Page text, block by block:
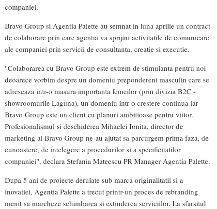
companiei.
Bravo Group si Agentia Palette au semnat in luna aprilie un contract
de colaborare prin care agentia va sprijini activitatile de comunicare
ale companiei prin servicii de consultanta, creatie si executie.
"Colaborarea cu Bravo Group este extrem de stimulanta pentru noi
deoarece vorbim despre un domeniu preponderent masculin care se
adreseaza intr-o masura importanta femeilor (prin divizia B2C -
showroomurile Laguna), un domeniu intr-o crestere continua iar
Bravo Group este un client cu planuri ambitioase pentru viitor.
Profesionalismul si deschiderea Mihaelei Ionita, director de
marketing al Bravo Group ne-au ajutat sa parcurgem prima faza, de
cunoastere, de intelegere a procedurilor si a specificitatilor
companiei", declara Stefania Mateescu PR Manager Agentia Palette.
Dupa 5 ani de proiecte derulate sub marca originalitatii si a
inovatiei, Agentia Palette a trecut printr-un proces de rebranding
menit sa marcheze schimbarea si extinderea serviciilor. La sfarsitul